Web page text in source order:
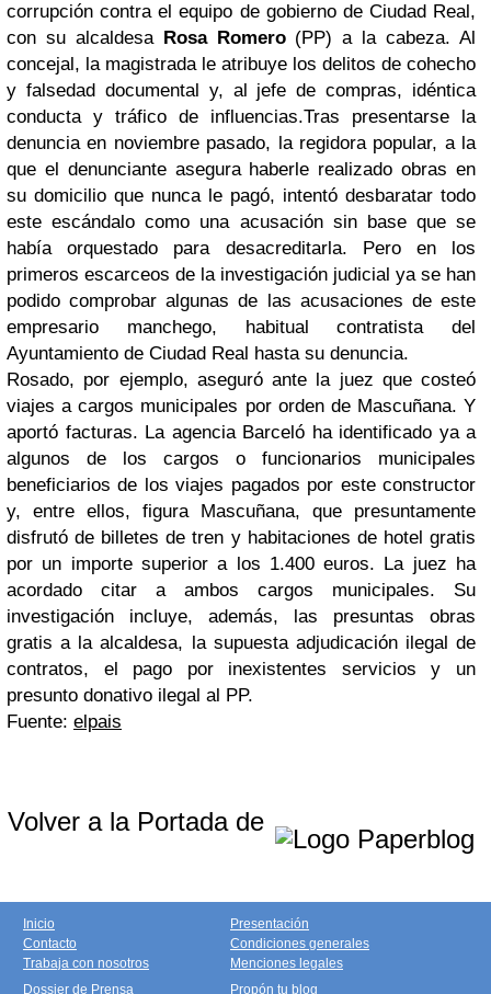
corrupción contra el equipo de gobierno de Ciudad Real,
con su alcaldesa Rosa Romero(PP) a la cabeza. Al
concejal, la magistrada le atribuye los delitos de cohecho
y falsedad documental y, al jefe de compras, idéntica
conducta y tráfico de influencias.Tras presentarse la
denuncia en noviembre pasado, la regidora popular, a la
que el denunciante asegura haberle realizado obras en
su domicilio que nunca le pagó, intentó desbaratar todo
este escándalo como una acusación sin base que se
había orquestado para desacreditarla. Pero en los
primeros escarceos de la investigación judicial ya se han
podido comprobar algunas de las acusaciones de este
empresario manchego, habitual contratista del
Ayuntamiento de Ciudad Real hasta su denuncia.
Rosado, por ejemplo, aseguró ante la juez que costeó
viajes a cargos municipales por orden de Mascuñana. Y
aportó facturas. La agencia Barceló ha identificado ya a
algunos de los cargos o funcionarios municipales
beneficiarios de los viajes pagados por este constructor
y, entre ellos, figura Mascuñana, que presuntamente
disfrutó de billetes de tren y habitaciones de hotel gratis
por un importe superior a los 1.400 euros. La juez ha
acordado citar a ambos cargos municipales. Su
investigación incluye, además, las presuntas obras
gratis a la alcaldesa, la supuesta adjudicación ilegal de
contratos, el pago por inexistentes servicios y un
presunto donativo ilegal al PP.
Fuente: elpais
Volver a la Portada de
Inicio
Contacto
Trabaja con nosotros
Presentación
Condiciones generales
Menciones legales
Dossier de Prensa
Propón tu blog